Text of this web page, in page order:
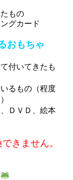
もの
グカード
おもちゃ
付いてきたも
るもの（程度
ＤＶＤ、絵本
きません。